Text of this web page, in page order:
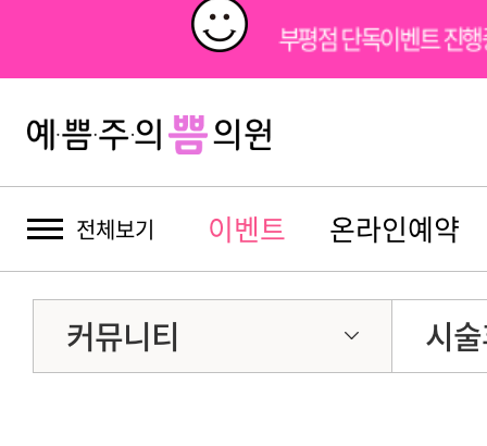
부평점 단독이벤트 진
전체보기 이벤트 온라인예약
커뮤니티 시